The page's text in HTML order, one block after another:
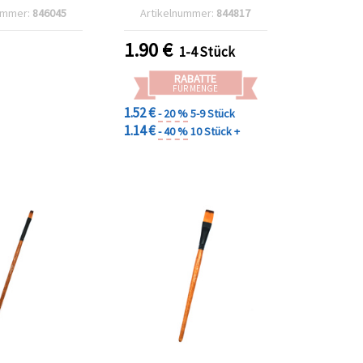
– 3-teilig846045
7
Artikelnummer: 844817
1.90€ 1-4 Stück
RABATTE
FÜR MENGE
1.52 €- 20 %5-9 Stück
1.14 €- 40 %10 Stück +